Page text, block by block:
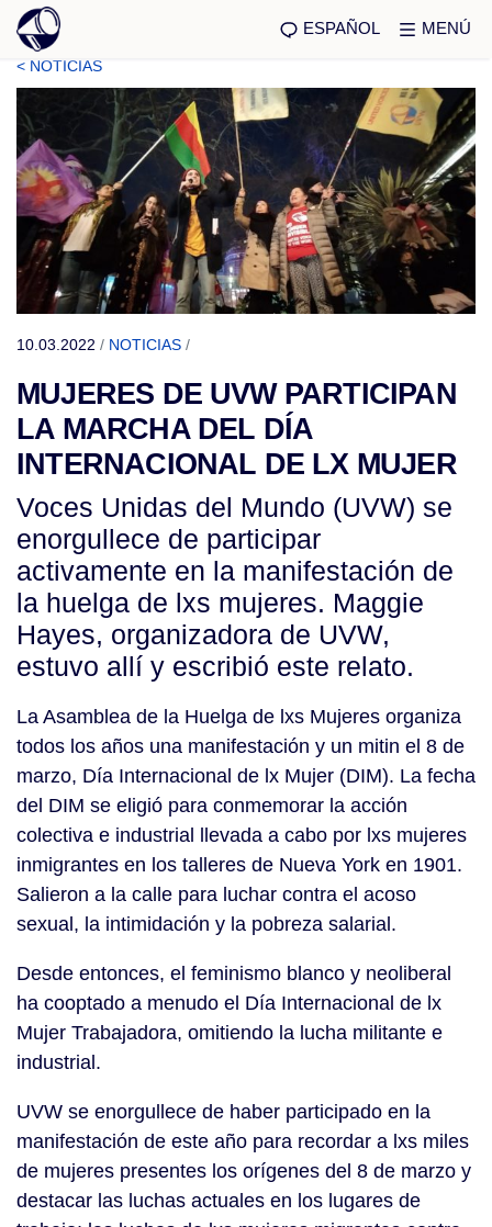
ESPAÑOL MENÚ
< NOTICIAS
10.03.2022 / NOTICIAS /
MUJERES DE UVW PARTICIPAN
LA MARCHA DEL DÍA
INTERNACIONAL DE LX MUJER
Voces Unidas del Mundo (UVW) se
enorgullece de participar
activamente en la manifestación de
la huelga de lxs mujeres. Maggie
Hayes, organizadora de UVW,
estuvo allí y escribió este relato.
La Asamblea de la Huelga de lxs Mujeres organiza
todos los años una manifestación y un mitin el 8 de
marzo, Día Internacional de lx Mujer (DIM). La fecha
del DIM se eligió para conmemorar la acción
colectiva e industrial llevada a cabo por lxs mujeres
inmigrantes en los talleres de Nueva York en 1901.
Salieron a la calle para luchar contra el acoso
sexual, la intimidación y la pobreza salarial.
Desde entonces, el feminismo blanco y neoliberal
ha cooptado a menudo el Día Internacional de lx
Mujer Trabajadora, omitiendo la lucha militante e
industrial.
UVW se enorgullece de haber participado en la
manifestación de este año para recordar a lxs miles
de mujeres presentes los orígenes del 8 de marzo y
destacar las luchas actuales en los lugares de